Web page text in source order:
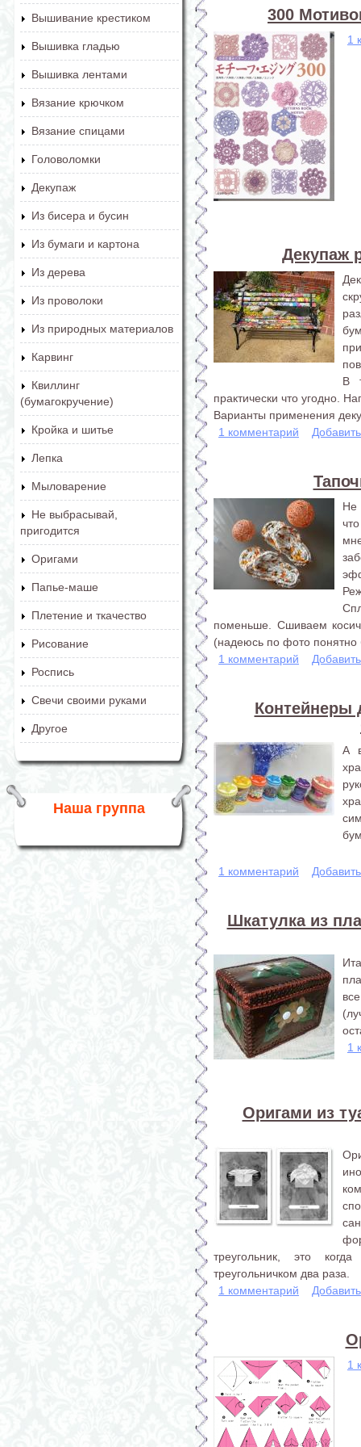
Вышивание крестиком
Вышивка гладью
Вышивка лентами
Вязание крючком
Вязание спицами
Головоломки
Декупаж
Из бисера и бусин
Из бумаги и картона
Из дерева
Из проволоки
Из природных материалов
Карвинг
Квиллинг
(бумагокручение)
Кройка и шитье
Лепка
Мыловарение
Не выбрасывай,
пригодится
Оригами
Папье-маше
Плетение и ткачество
Рисование
Роспись
Свечи своими руками
Другое
Наша группа
300
1
Декупаж
В
практически что угодно.
Варианты применения
1 комментарий
Не
поменьше. Сшиваем
(надеюсь по фото понятно
1 комментарий
Контейнеры
А
1 комментарий
Шкатулка из
1
Оригами из
треугольник, это
треугольничком два раза.
1 комментарий
1